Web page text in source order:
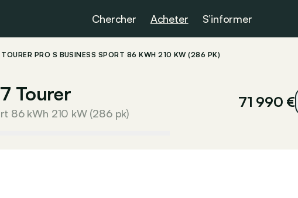
Chercher Acheter S’informer
PRO S BUSINESS SPORT 86 KWH 210 KW (286 PK)
Tourer
86 kWh 210 kW (286 pk)
71 990 €